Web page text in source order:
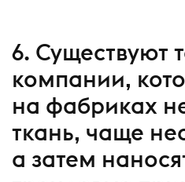
6. Существуют
компании,
на фабриках
ткань, чаще
а затем